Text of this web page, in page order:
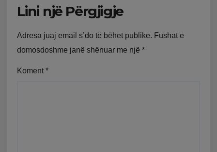
Lini një Përgjigje
Adresa juaj email s’do të bëhet publike. Fushat e
domosdoshme janë shënuar me një *
Koment *